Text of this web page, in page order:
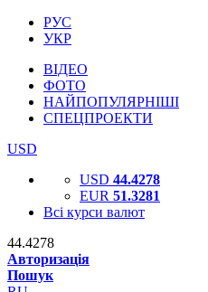
РУС
УКР
ВІДЕО
ФОТО
НАЙПОПУЛЯРНІШІ
СПЕЦПРОЕКТИ
USD
USD 44.4278
EUR 51.3281
Всі курси валют
44.4278
Авторизація
Пошук